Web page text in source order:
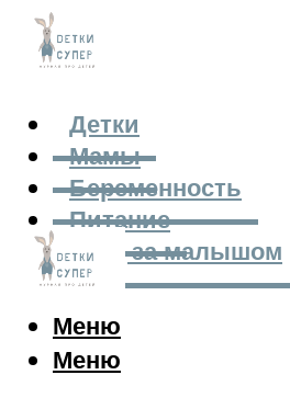
Детки
Мамы
Беременность
Питание
Уход за малышом
Меню
Меню